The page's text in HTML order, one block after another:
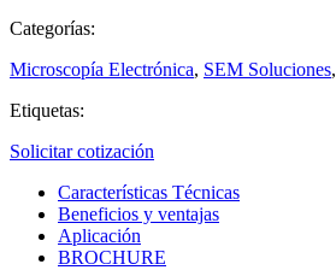
Categorías:
Microscopía Electrónica, SEM Soluciones,
Etiquetas:
Solicitar cotización
Características Técnicas
Beneficios y ventajas
Aplicación
BROCHURE